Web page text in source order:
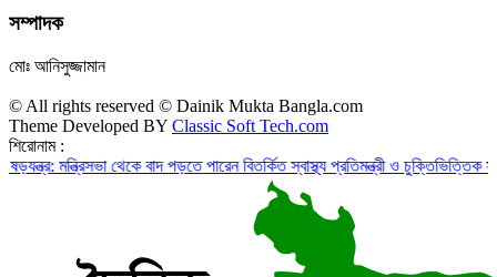
সম্পাদক
মোঃ আনিসুজ্জামান
© All rights reserved © Dainik Mukta Bangla.com
Theme Developed BY Classic Soft Tech.com
শিরোনাম :
থেকে বাদ পড়তে পারেন বিতর্কিত স্বাস্থ্য প্রতিমন্ত্রী ও চুক্তিভিত্তিক সচিব!রাজস্ব